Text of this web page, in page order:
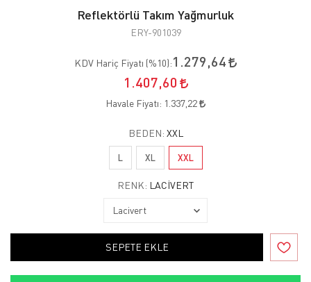
Reflektörlü Takım Yağmurluk
ERY-901039
KDV Hariç Fiyatı (%10):1.279,64
1.407,60
Havale Fiyatı: 1.337,22
BEDEN: XXL
L XL XXL
RENK: LACIVERT
SEPETE EKLE